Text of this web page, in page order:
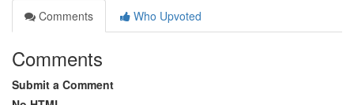
Comments
Who Upvoted
Comments
Submit a Comment